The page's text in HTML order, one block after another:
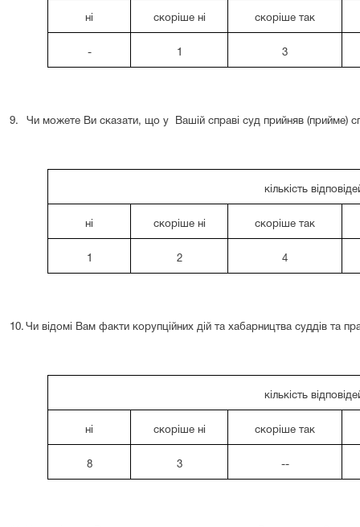
ні скоріше ні скоріше так
- 1 3
9. Чи можете Ви сказати, що у Вашій справі суд прийняв (прийме)
кількість
ні скоріше ні скоріше так
1 2 4
10. Чи відомі Вам факти корупційних дій та хабарництва суддів та
кількість
ні скоріше ні скоріше так
8 3 --